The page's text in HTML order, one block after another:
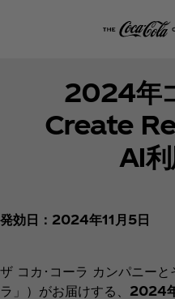
2024年
Create
AI
発効日：2024年11月5日
ザ コカ･コーラ カンパニー
ラ」）がお届けする、 2024